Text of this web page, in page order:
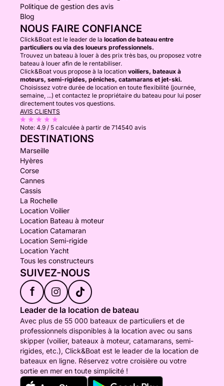
Politique de gestion des avis
Blog
NOUS FAIRE CONFIANCE
Click&Boat est le leader de la location de bateau entre
particuliers ou via des loueurs professionnels.
Trouvez un bateau à louer à des prix très bas, ou proposez votre
bateau à louer afin de le rentabiliser.
Click&Boat vous propose à la location voiliers, bateaux à
moteurs, semi-rigides, péniches, catamarans et jet-ski.
Choisissez votre durée de location en toute flexibilité (journée,
semaine, ...) et contactez le propriétaire du bateau pour lui poser
directement toutes vos questions.
AVIS CLIENTS
Note: 4.9 / 5 calculée à partir de 714540 avis
DESTINATIONS
Marseille
Hyères
Corse
Cannes
Cassis
La Rochelle
Location Voilier
Location Bateau à moteur
Location Catamaran
Location Semi-rigide
Location Yacht
Tous les constructeurs
SUIVEZ-NOUS
f
Leader de la location de bateau
Avec plus de 55 000 bateaux de particuliers et de
professionnels disponibles à la location avec ou sans
skipper (voilier, bateaux à moteur, catamarans, semi-
rigides, etc.), Click&Boat est le leader de la location de
bateaux en ligne. Réservez votre croisière ou votre
sortie en mer en toute simplicité !